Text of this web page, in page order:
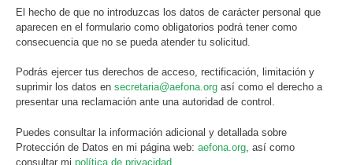
El hecho de que no introduzcas los datos de carácter personal que
aparecen en el formulario como obligatorios podrá tener como
consecuencia que no se pueda atender tu solicitud.
Podrás ejercer tus derechos de acceso, rectificación, limitación y
suprimir los datos en secretaria@aefona.org así como el derecho a
presentar una reclamación ante una autoridad de control.
Puedes consultar la información adicional y detallada sobre
Protección de Datos en mi página web: aefona.org , así como
consultar mi política de privacidad